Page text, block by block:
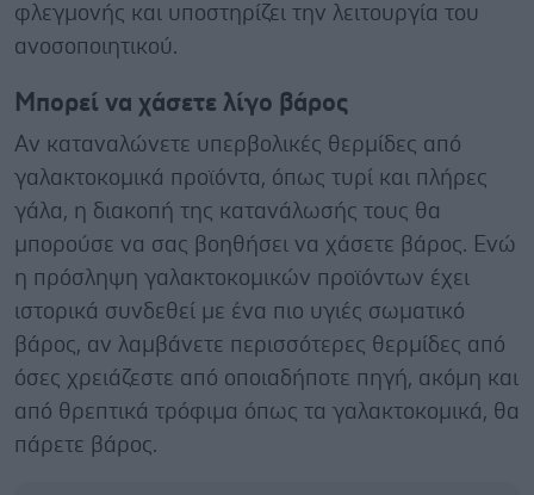
φλεγμονής και υποστηρίζει την λειτουργία του
ανοσοποιητικού.
Μπορεί να χάσετε λίγο βάρος
Αν καταναλώνετε υπερβολικές θερμίδες από
γαλακτοκομικά προϊόντα, όπως τυρί και πλήρες
γάλα, η διακοπή της κατανάλωσής τους θα
μπορούσε να σας βοηθήσει να χάσετε βάρος. Ενώ
η πρόσληψη γαλακτοκομικών προϊόντων έχει
ιστορικά συνδεθεί με ένα πιο υγιές σωματικό
βάρος, αν λαμβάνετε περισσότερες θερμίδες από
όσες χρειάζεστε από οποιαδήποτε πηγή, ακόμη και
από θρεπτικά τρόφιμα όπως τα γαλακτοκομικά, θα
πάρετε βάρος.